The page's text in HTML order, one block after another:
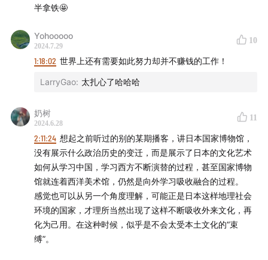
《盛开的杏花》，参考了浮世绘的作品，1888-1890，梵
半拿铁🤩
Yohooooo
2024.7.29
10
1:18:02 世界上还有需要如此努力却并不赚钱的工作！
LarryGao: 太扎心了哈哈哈
奶树
2024.6.28
11
2:11:24 想起之前听过的别的某期播客，讲日本国家博物馆，
没有展示什么政治历史的变迁，而是展示了日本的文化艺术
如何从学习中国，学习西方不断演替的过程，甚至国家博物
馆就连着西洋美术馆，仍然是向外学习吸收融合的过程。
感觉也可以从另一个角度理解，可能正是日本这样地理社会
环境的国家，才理所当然出现了这样不断吸收外来文化，再
化为己用。在这种时候，似乎是不会太受本土文化的“束
缚”。